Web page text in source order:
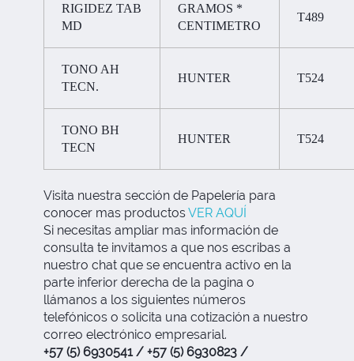
RIGIDEZ TAB
MD
GRAMOS *
CENTIMETRO
T489
TONO AH
TECN.
HUNTER T524
TONO BH
TECN
HUNTER T524
Visita nuestra sección de Papelería para
conocer mas productosVER AQUÍ
Si necesitas ampliar mas información de
consulta te invitamos a que nos escribas a
nuestro chat que se encuentra activo en la
parte inferior derecha de la pagina o
llámanos a los siguientes números
telefónicos o solicita una cotización a nuestro
correo electrónico empresarial.
+57 (5) 6930541 / +57 (5) 6930823 /